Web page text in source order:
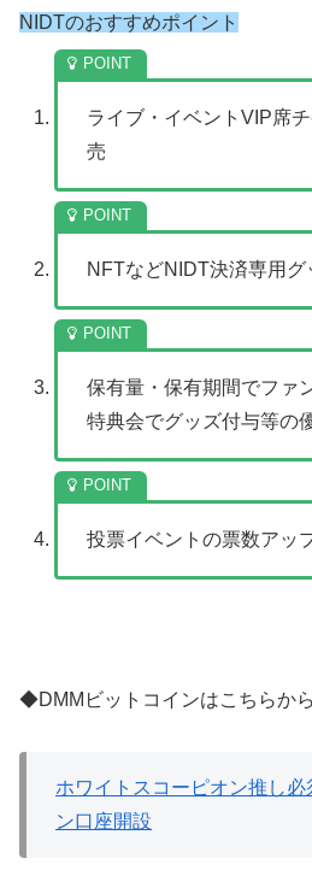
NIDTのおすすめポイント
ライブ・イベントVIP席
売
NFTなどNIDT決済専用グ
保有量・保有期間でファ
特典会でグッズ付与等の
投票イベントの票数アッ
◆DMMビットコインはこちらから
ホワイトスコーピオン推し必
ン口座開設